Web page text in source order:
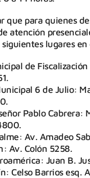
que para quienes
atención
lugares
de
6 de Julio:
Pablo Cabrera:
Av. Amadeo
Av. Colón 5258.
Juan B.
Celso Barrios esq.